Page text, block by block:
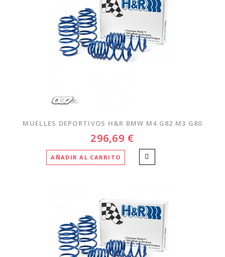
MUELLES DEPORTIVOS H&R BMW M4 G82 M3 G80
296,69 €
AÑADIR AL CARRITO